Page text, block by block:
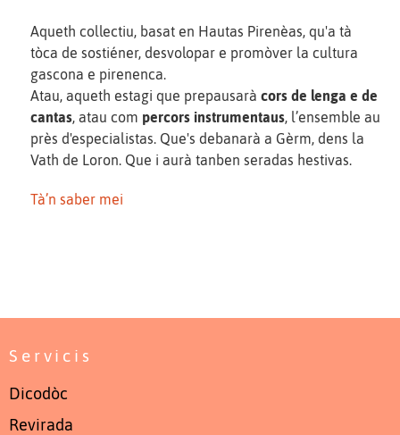
Aqueth collectiu, basat en Hautas Pirenèas, qu'a tà
tòca de sostiéner, desvolopar e promòver la cultura
gascona e pirenenca.
Atau, aqueth estagi que prepausarà cors de lenga e de
cantas, atau com percors instrumentaus, l’ensemble au
près d'especialistas. Que's debanarà a Gèrm, dens la
Vath de Loron. Que i aurà tanben seradas hestivas.
Tà’n saber mei
Servicis
Dicodòc
Revirada